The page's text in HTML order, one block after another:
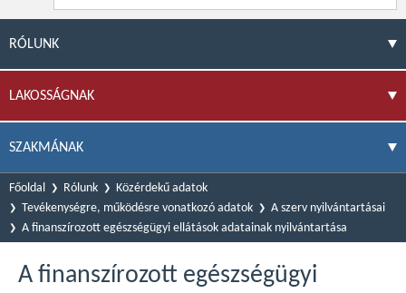
RÓLUNK
LAKOSSÁGNAK
SZAKMÁNAK
Főoldal Rólunk
Közérdekű adatok
Tevékenységre, működésre vonatkozó adatok
A szerv nyilvántartásai
A finanszírozott egészségügyi ellátások adatainak nyilvántartása
A finanszírozott egészségügyi